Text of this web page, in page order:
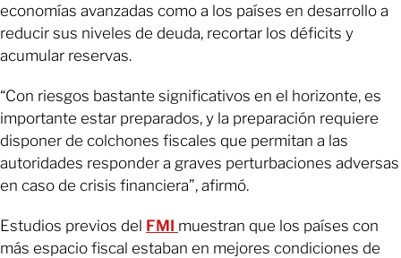
economías avanzadas como a los países en desarrollo a
reducir sus niveles de deuda, recortar los déficits y
acumular reservas.
“Con riesgos bastante significativos en el horizonte, es
importante estar preparados, y la preparación requiere
disponer de colchones fiscales que permitan a las
autoridades responder a graves perturbaciones adversas
en caso de crisis financiera”, afirmó.
Estudios previos del FMI muestran que los países con
más espacio fiscal estaban en mejores condiciones de